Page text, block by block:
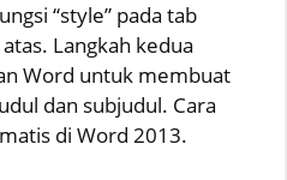
“style” pada tab
Langkah kedua
Word untuk membuat
dan subjudul. Cara
di Word 2013.